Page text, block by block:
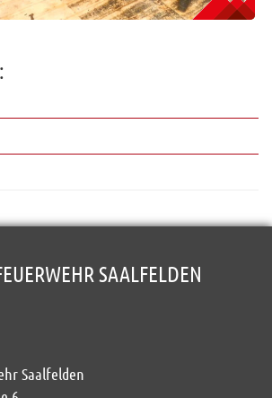
SAALFELDEN
Saalfelden